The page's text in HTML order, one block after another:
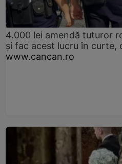
4.000 lei amendă tuturor
și fac acest lucru în curte,
www.cancan.ro